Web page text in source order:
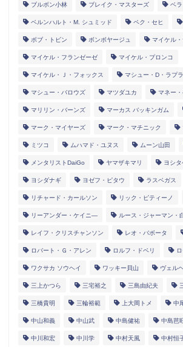
ブルボン小林 ブレイク・マスターズ ベ
ベルンハルト・M. シュミッド ペク・セヒ
ボブ・トビン ボンボヤージュ マイケル
マイケル・フランゼーゼ マイケル・プロンコ
マイケル・Ｊ・フォックス マシュー・D・ラプ
マシュー・バロウズ マツダユカ マネー
マリリン・バーンズ マーカス バッキンガム
マーク・マイヤーズ マーク・マチニック
ミツコ ムハマド・ユヌス ムーン山田
メンタリストDaiGo ヤマザキマリ ヨシ
ヨシダナギ ヨゼフ・ピタウ ラスベガス
リチャード・カールソン リック・ピティーノ
リーアンダー・ケイニ― ルース・ジャーマン・
レイフ・クリスチャンソン レオ・バボータ
ロバート・Ｇ・アレン ロルフ・ドベリ
ワクサカ ソウヘイ ワッキー貝山 ヴェル
三上かつら 三宅裕之 三島由紀夫
三橋貴明 三輪裕範 上大岡トメ 中
中山和義 中山武 中島健祐 中島芭
中川和宏 中川学 中村天風 中村恒